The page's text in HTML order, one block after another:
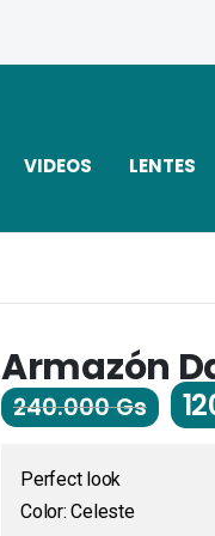
VIDEOS LENTES
Armazón
240.000Gs
Perfect look
Color: Celeste